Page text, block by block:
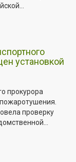
установкой
прокурора
проверку